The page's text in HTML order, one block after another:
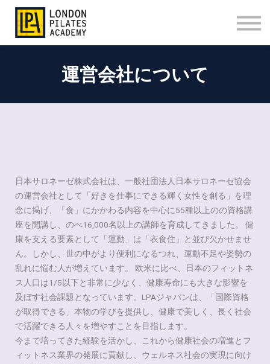
法人向けプログラム
アクセス
台灣官網
Sign in
運営会社について
日本サロネーゼ株式会社は、一般社団法人日本サロネーゼ協会
の運営会社として「好きを仕事にできる輝く女性を創る」を理
念に掲げ、「食」にかかわる内容を中心に55種以上のの資格講
座を開講し、のべ16,000名以上の講師を育成してきました。 健
康を支える要素として「運動」は「衣食住」と並び欠かせませ
ん。しかし、世の中がより便利になるつれ、運動不足や姿勢の
乱れに悩む人が増えています。 欧米に比べ、日本のフィットネ
ス人口は1/5以下と非常に少なく、健康寿命にも大きな影響を
及ぼす社会課題となっています。LPAジャパンは、「国際資格
が取得できる」本物の学びを提供し、健康で美しく、長く社会
で活躍できる人々を増やすことを目指します。
今まで培ってきた経験を活かし、これから健康社会の増進とフ
ィットネス業界の発展に貢献し、ウェルネス社会の実現に向け